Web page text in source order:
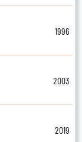
1996
2003
2019